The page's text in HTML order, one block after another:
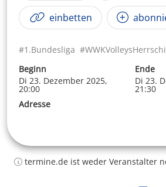
einbetten
#1.Bundesliga
Beginn
Di 23. Dezember 2025,
20:00
Ende
Di 23.
21:30
Adresse
termine.de ist weder Veranstalter